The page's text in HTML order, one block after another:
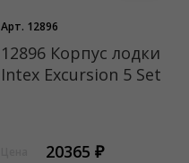
Арт. 12896
12896 Корпус лодки
Intex Excursion 5 Set
20365 ₽